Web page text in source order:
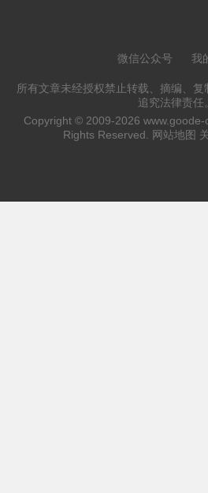
微信公众号 我
所有文章未经授权禁止转载、摘编、复
追究法律责任。
Copyright © 2009-2026 www.goode-
Rights Reserved.
网站地图